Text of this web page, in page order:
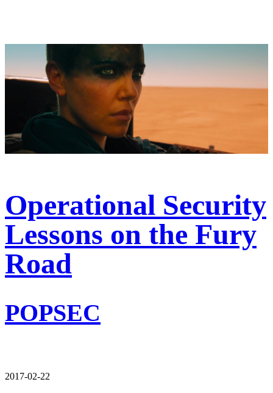
Operational Security
Lessons on the Fury
Road
POPSEC
2017-02-22